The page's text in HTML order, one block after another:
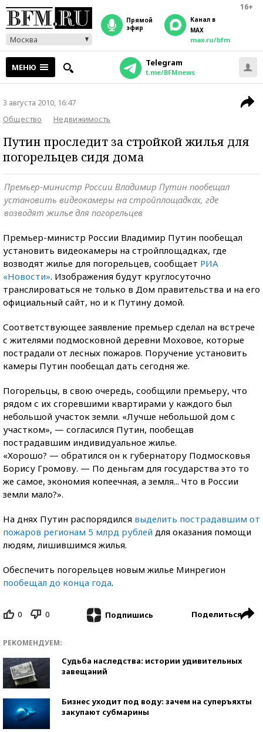
16+
Москва
прямой
эфир
Канал в
MAX
max.ru/bfm
МЕНЮ Telegram
t.me/BFMnews
3 августа 2010, 16:47
Общество
Недвижимость
Путин проследит за стройкой жилья для
погорельцев сидя дома
Премьер-министр России Владимир Путин пообещал
установить видеокамеры на стройплощадках, где
возводят жилье для погорельцев
Премьер-министр России Владимир Путин пообещал
установить видеокамеры на стройплощадках, где
возводят жилье для погорельцев, сообщает РИА
«Новости». Изображения будут круглосуточно
транслироваться не только в Дом правительства и на его
официальный сайт, но и к Путину домой.
Соответствующее заявление премьер сделал на встрече
с жителями подмосковной деревни Моховое, которые
пострадали от лесных пожаров. Поручение установить
камеры Путин пообещал дать сегодня же.
Погорельцы, в свою очередь, сообщили премьеру, что
рядом с их сгоревшими квартирами у каждого был
небольшой участок земли. «Лучше небольшой дом с
участком», — согласился Путин, пообещав
пострадавшим индивидуальное жилье.
«Хорошо? — обратился он к губернатору Подмосковья
Борису Громову. — По деньгам для государства это то
же самое, экономия копеечная, а земля... Что в России
земли мало?».
На днях Путин распорядился выделить пострадавшим от
пожаров регионам 5 млрд рублей для оказания помощи
людям, лишившимся жилья.
Обеспечить погорельцев новым жилье Минрегион
пообещал до конца года.
0 0 Подпишись Поделиться
РЕКОМЕНДУЕМ:
Судьба наследства: истории удивительных
завещаний
Бизнес уходит под воду: зачем на суперъяхты
закупают субмарины